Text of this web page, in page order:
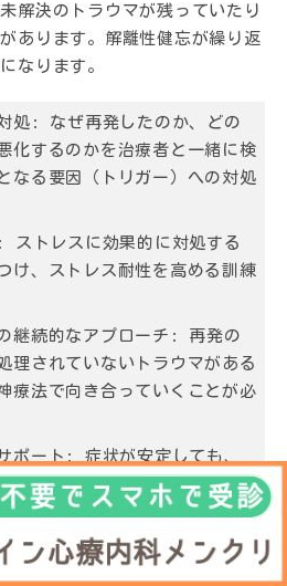
解決のトラウマが残っていたり
あります。解離性健忘が繰り返
なります。
処:
なぜ再発したのか、どの
化するのかを治療者と一緒に検
なる要因（トリガー）への対処
ストレスに効果的に対処する
け、ストレス耐性を高める訓練
継続的なアプローチ:
再発の
理されていないトラウマがある
療法で向き合っていくことが必
ポート:
症状が安定しても、
察を受け、病状のチェックや、
などを行うことが、再発予防に
: